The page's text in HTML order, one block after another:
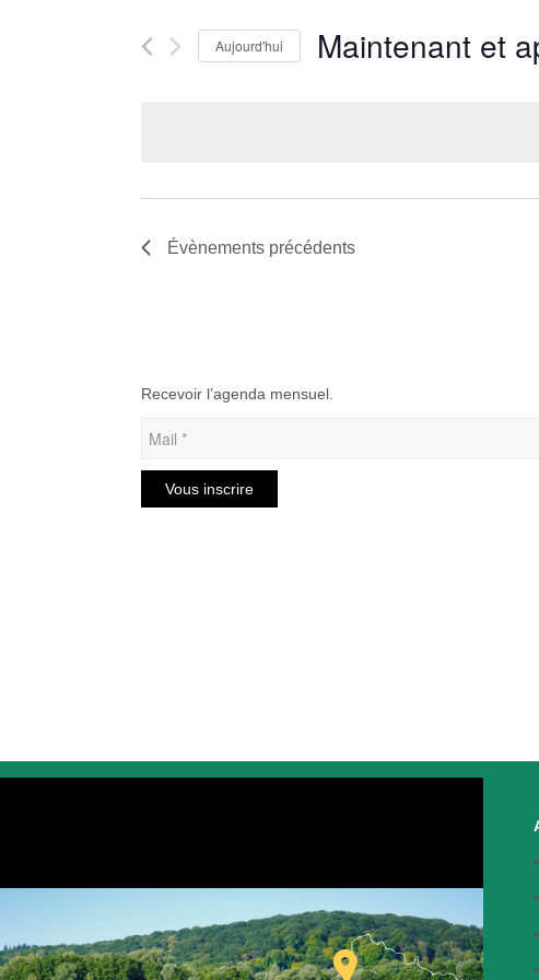
de
vues
ÉvènementsAujourd'hui Maintenant et
Évènements précédents
Recevoir l’agenda mensuel.